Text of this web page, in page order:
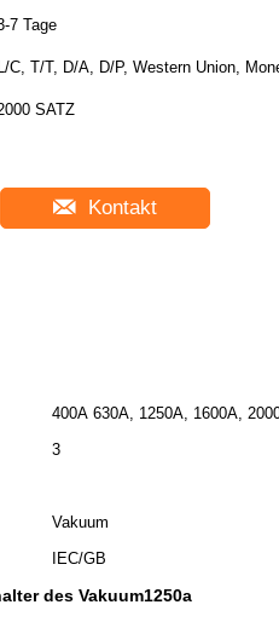
7 Tage
L/C, T/T, D/A, D/P, Western Union,
SATZ
Kontakt
400A 630A, 1250A, 1600A,
3
Vakuum
IEC/GB
des Vakuum1250a